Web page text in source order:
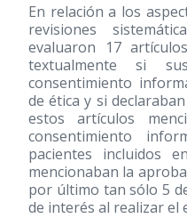
En relación a los
revisiones
evaluaron 17
textualmente si
consentimiento
de ética y si
estos artículos
consentimiento
pacientes incluidos
mencionaban la
por último tan sólo 5
de interés al realizar el